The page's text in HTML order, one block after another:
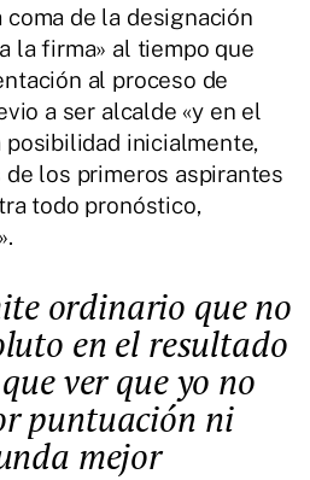
coma de la designación
la firma» al tiempo que
al proceso de
a ser alcalde «y en el
posibilidad inicialmente,
los primeros aspirantes
todo pronóstico,
en el resultado
ver que yo no
puntuación ni
mejor